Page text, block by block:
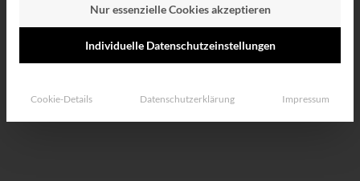
Nur essenzielle Cookies akzeptieren
Individuelle Datenschutzeinstellungen
Cookie-Details Datenschutzerklärung Impressum